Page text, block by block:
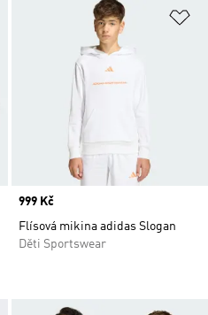
Přidat do seznamu přání
Price
999 Kč
Flísová mikina adidas Slogan
Děti Sportswear